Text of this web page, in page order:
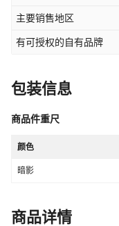
主要销售地区
有可授权的自有品牌
包装信息
商品件重尺
颜色
暗影
商品详情